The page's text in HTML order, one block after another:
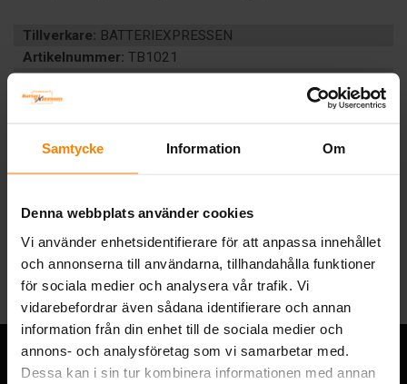
Samtycke Information Om
Denna webbplats använder cookies
Vi använder enhetsidentifierare för att anpassa innehållet
och annonserna till användarna, tillhandahålla funktioner
för sociala medier och analysera vår trafik. Vi
vidarebefordrar även sådana identifierare och annan
information från din enhet till de sociala medier och
annons- och analysföretag som vi samarbetar med.
Dessa kan i sin tur kombinera informationen med annan
Tillverkare: BATTERIEXPRESSEN
Artikelnummer: TB1021
Vikt:0.1 kg
Poltyp:
Artikelgrupp:
TILLBEHÖR
BESKRIVNING